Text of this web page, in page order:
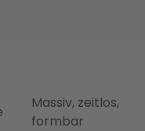
Massiv, zeitlos,
formbar